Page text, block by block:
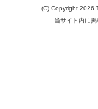
(C) Copyright 2026
当サイト内に